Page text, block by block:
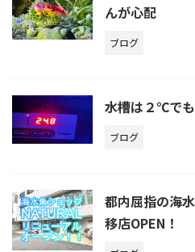
んが心配
ブログ
水槽は２℃で
ブログ
都内屈指の海
移店OPEN！